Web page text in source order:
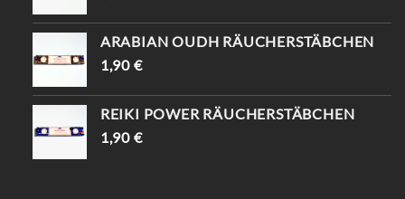
ARABIAN OUDH RÄUCHERSTÄBCHEN
1,90 €
REIKI POWER RÄUCHERSTÄBCHEN
1,90 €